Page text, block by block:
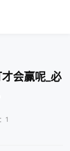
会赢呢_必
1